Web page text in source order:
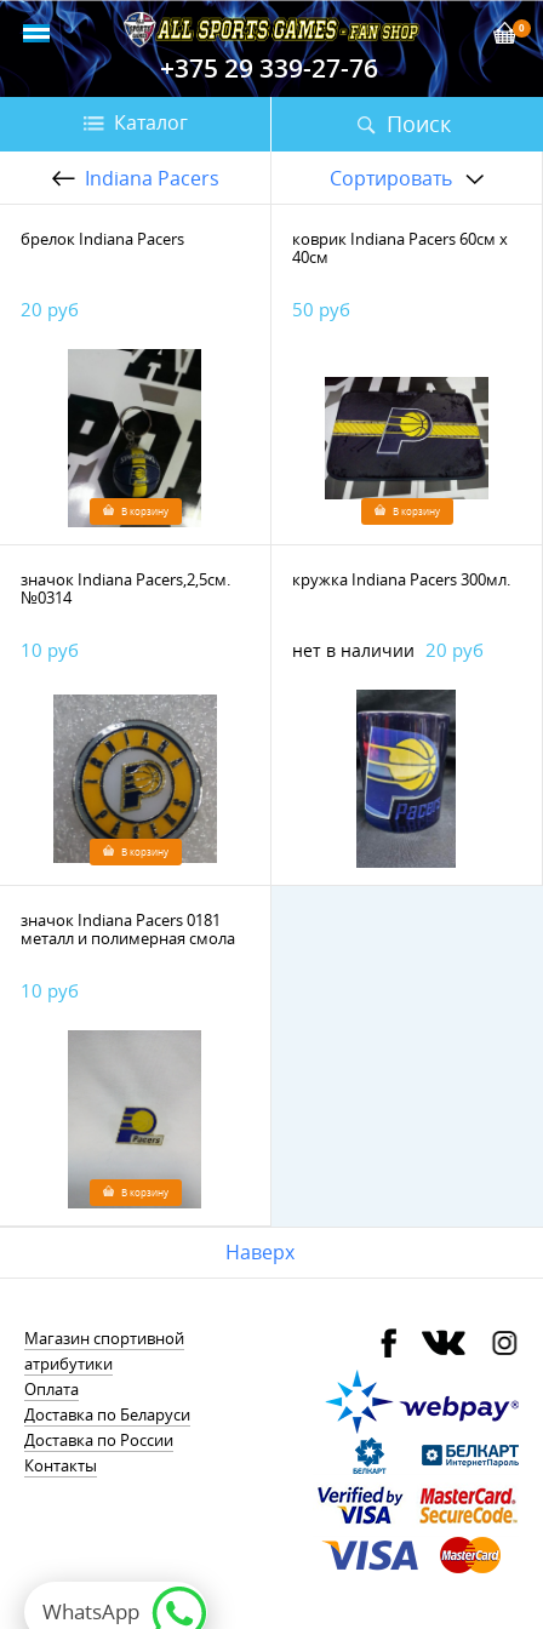
+375 29 339-27-76
Поиск
0
Каталог
Indiana Pacers Сортировать
брелок Indiana Pacers
20 руб
В корзину
коврик Indiana Pacers 60см х
40см
50 руб
В корзину
значок Indiana Pacers,2,5см.
№0314
10 руб
В корзину
кружка Indiana Pacers 300мл.
нет в наличии 20 руб
значок Indiana Pacers 0181
металл и полимерная смола
10 руб
В корзину
Наверх
Магазин спортивной
атрибутики
Оплата
Доставка по Беларуси
Доставка по России
Контакты
WhatsApp